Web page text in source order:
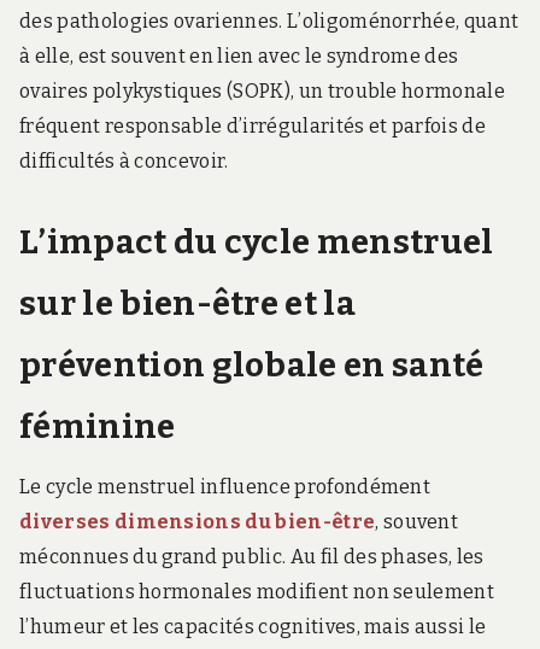
des pathologies ovariennes. L’oligoménorrhée, quant
à elle, est souvent en lien avec le syndrome des
ovaires polykystiques (SOPK), un trouble hormonale
fréquent responsable d’irrégularités et parfois de
difficultés à concevoir.
L’impact du cycle menstruel
sur le bien-être et la
prévention globale en santé
féminine
Le cycle menstruel influence profondément
diverses dimensions du bien-être, souvent
méconnues du grand public. Au fil des phases, les
fluctuations hormonales modifient non seulement
l’humeur et les capacités cognitives, mais aussi le